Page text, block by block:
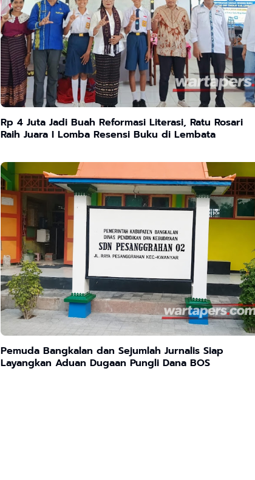
Rp 4 Juta Jadi Buah Reformasi Literasi, Ratu Rosari
Raih Juara I Lomba Resensi Buku di Lembata
Pemuda Bangkalan dan Sejumlah Jurnalis Siap
Layangkan Aduan Dugaan Pungli Dana BOS